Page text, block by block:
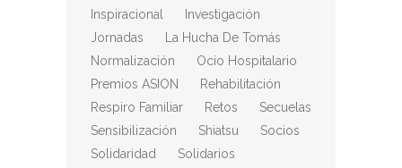
Inspiracional
Investigación
Jornadas
La Hucha De Tomás
Normalización
Ocio Hospitalario
Premios ASION
Rehabilitación
Respiro Familiar
Retos
Secuelas
Sensibilización
Shiatsu
Socios
Solidaridad
Solidarios